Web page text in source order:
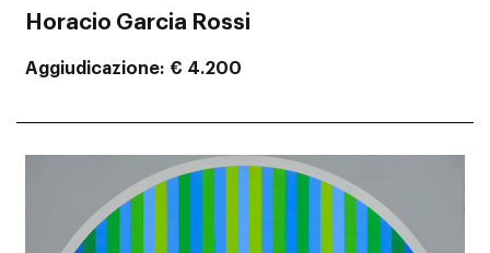
Horacio Garcia Rossi
Aggiudicazione € 4.200